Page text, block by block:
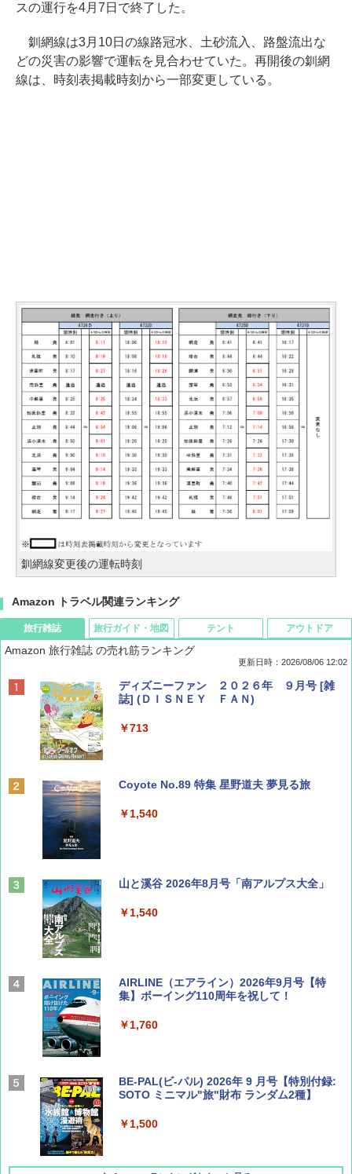
スの運行を4月7日で終了した。
釧網線は3月10日の線路冠水、土砂流入、路盤流出な
どの災害の影響で運転を見合わせていた。再開後の釧網
線は、時刻表掲載時刻から一部変更している。
釧網線変更後の運転時刻
Amazon トラベル関連ランキング
旅行雑誌
Amazon 旅行雑誌 の売れ筋ランキング
更新日時：2026/08/06 12:02
ディズニーファン ２０２６年 ９月号 [雑
誌] (ＤＩＳＮＥＹ ＦＡＮ)
￥713
Coyote No.89 特集 星野道夫 夢見る旅
￥1,540
山と溪谷 2026年8月号「南アルプス大全」
￥1,540
AIRLINE（エアライン）2026年9月号【特
集】ボーイング110周年を祝して！
￥1,760
BE-PAL(ビ-パル) 2026年 9 月号【特別付録:
SOTO ミニマル"旅"財布 ランダム2種】
￥1,500
旅行ガイド・地図 テント アウトドア